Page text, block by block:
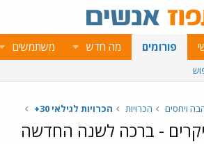
פורומים מה חדש משתמשים
ויחסים הכרויות הכרויות לגילאי 30+
- ברכה לשנה החדשה